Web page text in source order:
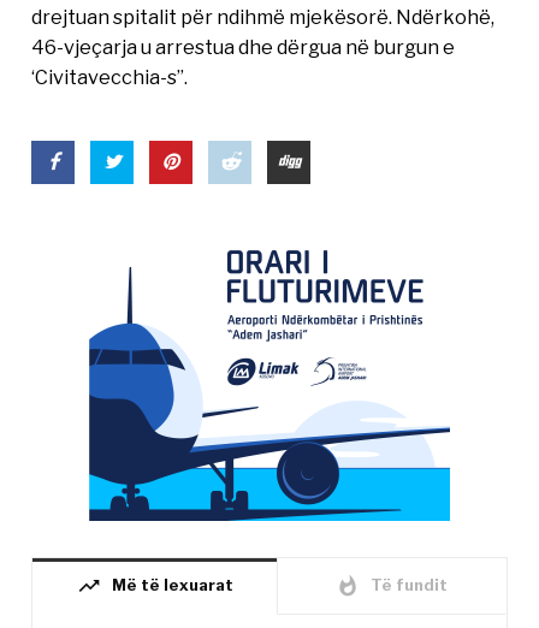
drejtuan spitalit për ndihmë mjekësorë. Ndërkohë,
46-vjeçarja u arrestua dhe dërgua në burgun e
‘Civitavecchia-s”.
trending_up Më të lexuarat whatshot Të fundit